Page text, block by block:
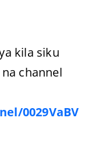
kila siku
channel
0029VaBV